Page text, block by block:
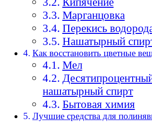
Марганцовка
Перекись
Нашатырный
Как восстановить цветные
Мел
нашатырный спирт
Бытовая химия
Лучшие средства для